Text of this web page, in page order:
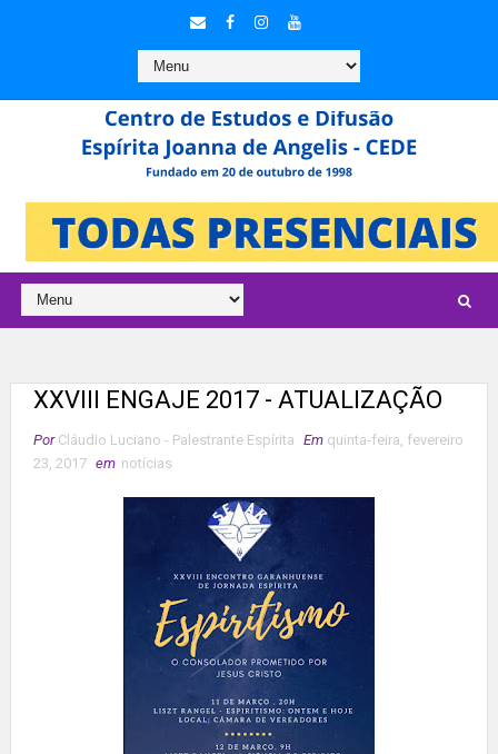
XXVIII ENGAJE 2017 - ATUALIZAÇÃO
Por Cláudio Luciano - Palestrante Espírita Em quinta-feira, fevereiro
23, 2017 em notícias